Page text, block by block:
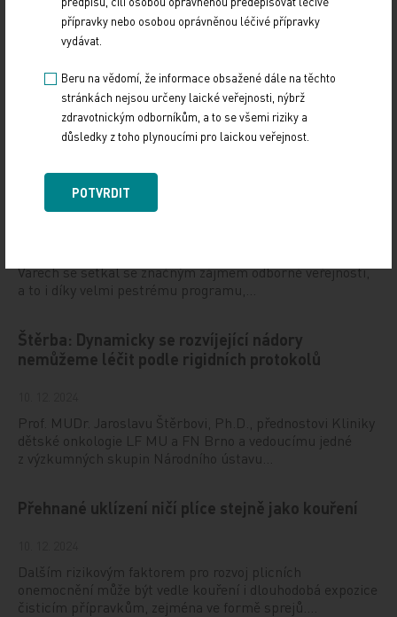
Doporučené
Gastroenterologie – obor s dynamickým rozvojem
i řadou výzev
Varech se setkal se značným zájmem odborné veřejnosti,
a to i díky velmi pestrému programu,…
Štěrba: Dynamicky se rozvíjející nádory
nemůžeme léčit podle rigidních protokolů
Prof. MUDr. Jaroslavu Štěrbovi, Ph.D., přednostovi Kliniky
dětské onkologie LF MU a FN Brno a vedoucímu jedné
z výzkumných skupin Národního ústavu…
Přehnané uklízení ničí plíce stejně jako kouření
Dalším rizikovým faktorem pro rozvoj plicních
onemocnění může být vedle kouření i dlouhodobá expozice
čisticím přípravkům, zejména ve formě sprejů.…
přípravky nebo osobou oprávněnou léčivé přípravky
vydávat.
Beru na vědomí, že informace obsažené dále na těchto
stránkách nejsou určeny laické veřejnosti, nýbrž
zdravotnickým odborníkům, a to se všemi riziky a
důsledky z toho plynoucími pro laickou veřejnost.
POTVRDIT